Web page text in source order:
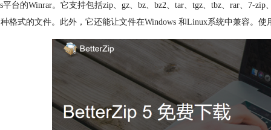
平台的Winrar。它支持包括zip、gz、bz、bz2、tar、tgz、tbz、rar、7-
格式的文件。此外，它还能让文件在Windows 和Linux系统中兼容。